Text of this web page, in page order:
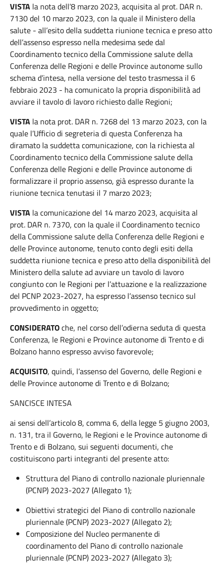
VISTA la nota dell’8 marzo 2023, acquisita al prot. DAR n.
7130 del 10 marzo 2023, con la quale il Ministero della
salute - all’esito della suddetta riunione tecnica e preso atto
dell’assenso espresso nella medesima sede dal
Coordinamento tecnico della Commissione salute della
Conferenza delle Regioni e delle Province autonome sullo
schema d’intesa, nella versione del testo trasmessa il 6
febbraio 2023 - ha comunicato la propria disponibilità ad
avviare il tavolo di lavoro richiesto dalle Regioni;
VISTA la nota prot. DAR n. 7268 del 13 marzo 2023, con la
quale l’Ufficio di segreteria di questa Conferenza ha
diramato la suddetta comunicazione, con la richiesta al
Coordinamento tecnico della Commissione salute della
Conferenza delle Regioni e delle Province autonome di
formalizzare il proprio assenso, già espresso durante la
riunione tecnica tenutasi il 7 marzo 2023;
VISTA la comunicazione del 14 marzo 2023, acquisita al
prot. DAR n. 7370, con la quale il Coordinamento tecnico
della Commissione salute della Conferenza delle Regioni e
delle Province autonome, tenuto conto degli esiti della
suddetta riunione tecnica e preso atto della disponibilità del
Ministero della salute ad avviare un tavolo di lavoro
congiunto con le Regioni per l’attuazione e la realizzazione
del PCNP 2023-2027, ha espresso l’assenso tecnico sul
provvedimento in oggetto;
CONSIDERATOche, nel corso dell’odierna seduta di questa
Conferenza, le Regioni e Province autonome di Trento e di
Bolzano hanno espresso avviso favorevole;
ACQUISITO, quindi, l’assenso del Governo, delle Regioni e
delle Province autonome di Trento e di Bolzano;
SANCISCE INTESA
ai sensi dell’articolo 8, comma 6, della legge 5 giugno 2003,
n. 131, tra il Governo, le Regioni e le Province autonome di
Trento e di Bolzano, sui seguenti documenti, che
costituiscono parti integranti del presente atto:
Struttura del Piano di controllo nazionale pluriennale
(PCNP) 2023-2027 (Allegato 1);
Obiettivi strategici del Piano di controllo nazionale
pluriennale (PCNP) 2023-2027 (Allegato 2);
Composizione del Nucleo permanente di
coordinamento del Piano di controllo nazionale
pluriennale (PCNP) 2023-2027 (Allegato 3);